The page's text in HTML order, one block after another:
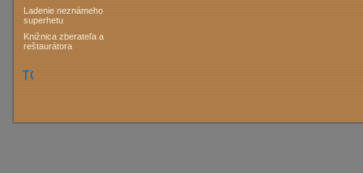
Ladenie neznámeho
superhetu
Knižnica zberateľa a
reštaurátora